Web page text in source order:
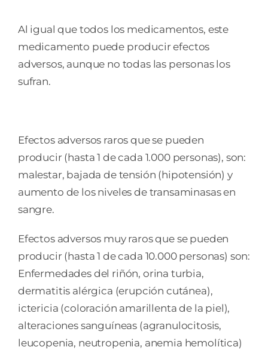
Al igual que todos los medicamentos, este
medicamento puede producir efectos
adversos, aunque no todas las personas los
sufran.
Efectos adversos raros que se pueden
producir (hasta 1 de cada 1.000 personas), son:
malestar, bajada de tensión (hipotensión) y
aumento de los niveles de transaminasas en
sangre.
Efectos adversos muy raros que se pueden
producir (hasta 1 de cada 10.000 personas) son:
Enfermedades del riñón, orina turbia,
dermatitis alérgica (erupción cutánea),
ictericia (coloración amarillenta de la piel),
alteraciones sanguíneas (agranulocitosis,
leucopenia, neutropenia, anemia hemolítica)